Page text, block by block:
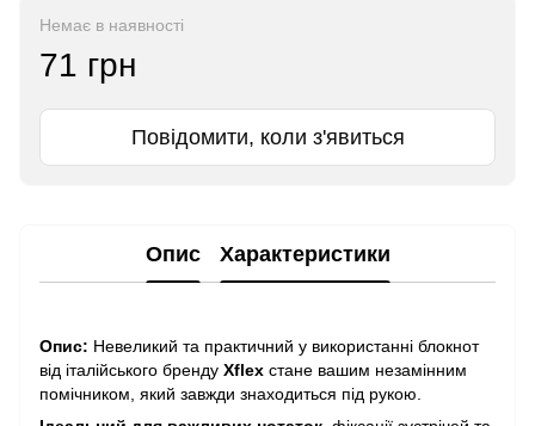
Немає в наявності
71 грн
Повідомити, коли з'явиться
Опис Характеристики
Опис: Невеликий та практичний у використанні блокнот
від італійського бренду Xflex стане вашим незамінним
помічником, який завжди знаходиться під рукою.